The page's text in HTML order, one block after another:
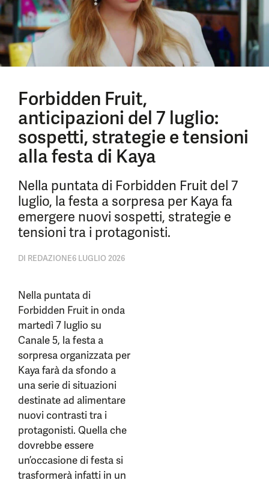
Forbidden Fruit,
anticipazioni del 7 luglio:
sospetti, strategie e tensioni
alla festa di Kaya
Nella puntata di Forbidden Fruit del 7
luglio, la festa a sorpresa per Kaya fa
emergere nuovi sospetti, strategie e
tensioni tra i protagonisti.
DI REDAZIONE6 LUGLIO 2026
Nella puntata di
Forbidden Fruit in onda
martedì 7 luglio su
Canale 5, la festa a
sorpresa organizzata per
Kaya farà da sfondo a
una serie di situazioni
destinate ad alimentare
nuovi contrasti tra i
protagonisti. Quella che
dovrebbe essere
un’occasione di festa si
trasformerà infatti in un